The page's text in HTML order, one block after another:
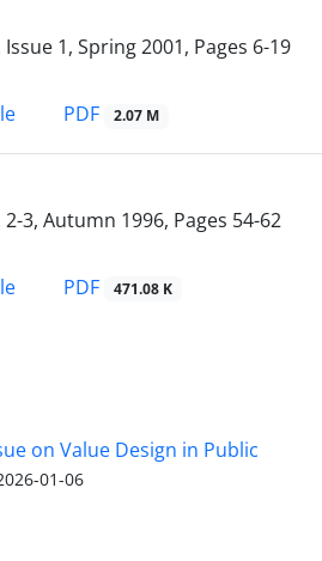
1, Spring 2001, Pages 6-19
PDF 2.07 M
3, Autumn 1996, Pages 54-62
PDF 471.08 K
on Value Design in Public
01-06